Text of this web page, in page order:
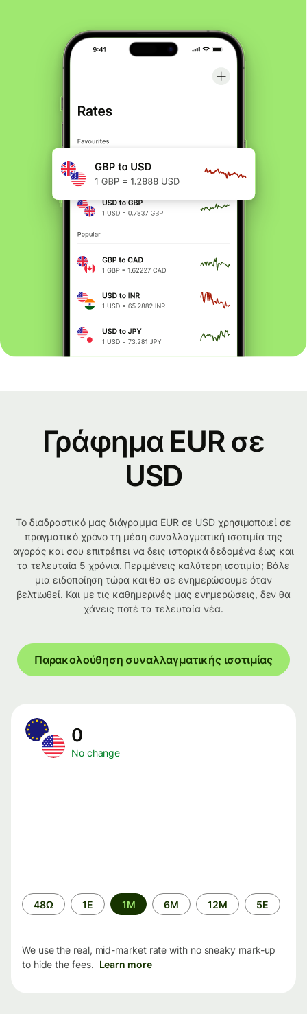
Γράφημα EUR σε
USD
Το διαδραστικό μας διάγραμμα EUR σε USD χρησιμοποιεί σε
πραγματικό χρόνο τη μέση συναλλαγματική ισοτιμία της
αγοράς και σου επιτρέπει να δεις ιστορικά δεδομένα έως και
τα τελευταία 5 χρόνια. Περιμένεις καλύτερη ισοτιμία; Βάλε
μια ειδοποίηση τώρα και θα σε ενημερώσουμε όταν
βελτιωθεί. Και με τις καθημερινές μας ενημερώσεις, δεν θα
χάνεις ποτέ τα τελευταία νέα.
Παρακολούθηση συναλλαγματικής ισοτιμίας
0
No change
Time
period
48Ω 1Ε 1M 6M 12M 5Ε
We use the real, mid-market rate with no sneaky mark-up
to hide the fees. Learn more